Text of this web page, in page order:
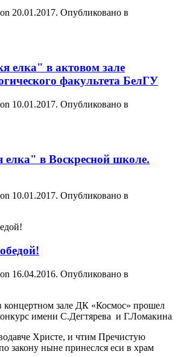
20.01.2017. Опубликовано в
елка" в актовом зале
факультета БелГУ
10.01.2017. Опубликовано в
елка" в Воскресной школе.
10.01.2017. Опубликовано в
16.04.2016. Опубликовано в
концертном зале ДК «Космос» прошел
имени С.Дегтярева и Г.Ломакина